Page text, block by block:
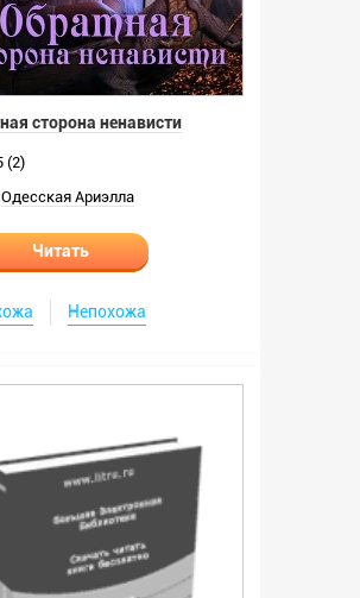
сторона ненависти
(2)
Одесская Ариэлла
Читать
Непохожа